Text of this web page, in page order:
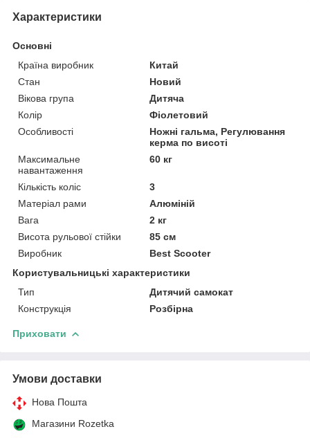
Характеристики
Основні
Країна виробник
Китай
Стан
Новий
Вікова група
Дитяча
Колір
Фіолетовий
Особливості
Ножні гальма, Регулювання
керма по висоті
Максимальне
навантаження
60 кг
Кількість коліс
3
Матеріал рами
Алюміній
Вага
2 кг
Висота рульової стійки
85 см
Виробник
Best Scooter
Користувальницькі характеристики
Тип
Дитячий самокат
Конструкція
Розбірна
Приховати
Умови доставки
Нова Пошта
Магазини Rozetka